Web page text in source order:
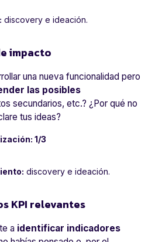
discovery e ideación.
impacto
una nueva funcionalidad pero
las posibles
secundarios, etc.? ¿Por qué no
tus ideas?
1/3
discovery e ideación.
KPI relevantes
a identificar indicadores